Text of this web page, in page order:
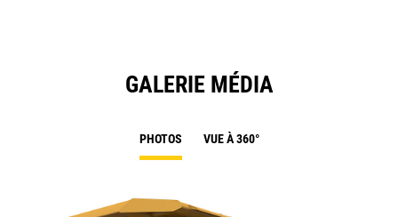
GALERIE MÉDIA
PHOTOS VUE À 360°